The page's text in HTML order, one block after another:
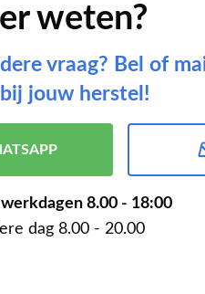
weten?
vraag? Bel of
jouw herstel!
8.00 - 18:00
dag 8.00 - 20.00